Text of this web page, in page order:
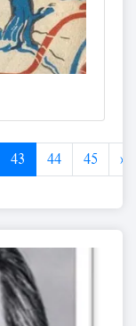
43 44 45 »